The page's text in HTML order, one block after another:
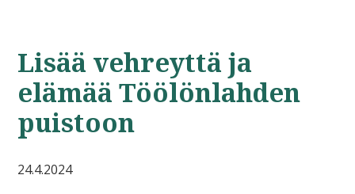
Lisää vehreyttä ja
elämää Töölönlahden
puistoon
24.4.2024